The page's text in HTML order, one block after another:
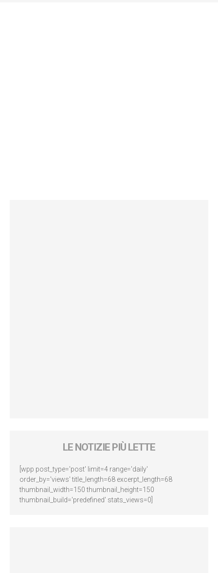
LE NOTIZIE PIÙ LETTE
[wpp post_type='post' limit=4 range='daily'
order_by='views' title_length=68 excerpt_length=68
thumbnail_width=150 thumbnail_height=150
thumbnail_build='predefined' stats_views=0]